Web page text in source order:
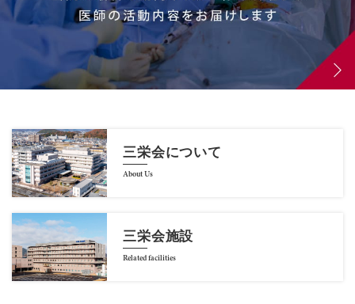
三栄会について
About Us
三栄会施設
Related facilities